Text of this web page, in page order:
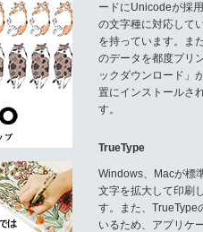
ードにUnicodeが採
の文字種に対応して
を持っています。ま
のデータを都度プリ
ックダウンロード」
置にインストールさ
す。
TrueType
Windows、Macが標
文字を拡大して印刷
す。また、TrueType
いるため、アプリケ